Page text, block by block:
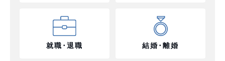
就職･退職 結婚･離婚